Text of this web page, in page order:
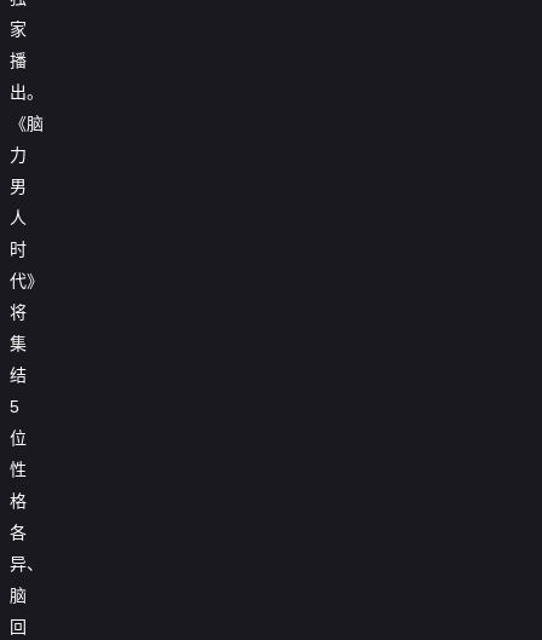
家
播
出。
《脑
力
男
人
时
代》
将
集
结
5
位
性
格
各
异、
脑
回